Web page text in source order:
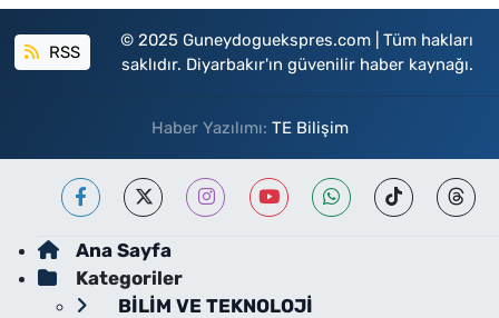
RSS
© 2025 Guneydoguekspres.com | Tüm hakları
saklıdır. Diyarbakır'ın güvenilir haber kaynağı.
Haber Yazılımı: TE Bilişim
Ana Sayfa
Kategoriler
BİLİM VE TEKNOLOJİ